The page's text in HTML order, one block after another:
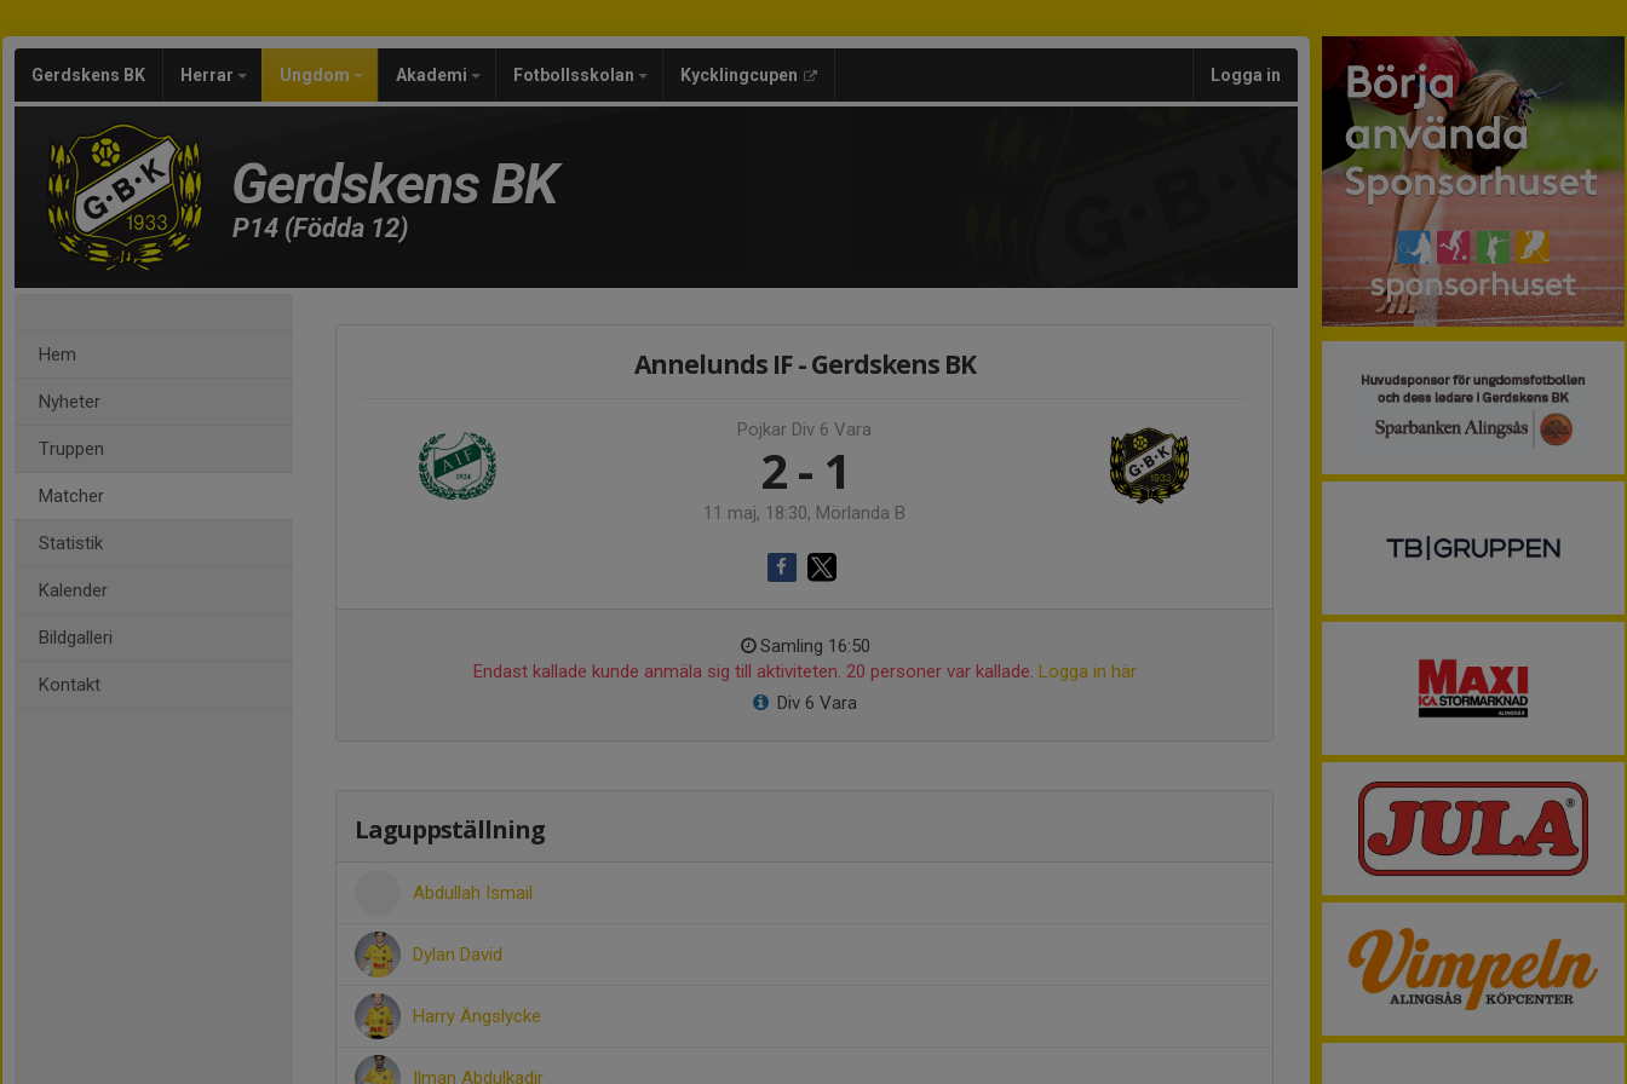
Gerdskens BK Herrar Ungdom Akademi Fotbollsskolan Kycklingcupen Logga in
Gerdskens BK
P14 (Födda 12)
Hem
Nyheter
Truppen
Matcher
Statistik
Kalender
Bildgalleri
Kontakt
Annelunds IF - Gerdskens BK
Pojkar Div 6 Vara
2 - 1
11 maj, 18:30, Mörlanda B
Samling 16:50
Endast kallade kunde anmäla sig till aktiviteten. 20 personer var kallade. Logga in här
Div 6 Vara
Laguppställning
Abdullah Ismail
Dylan David
Harry Ängslycke
Ilman Abdulkadir